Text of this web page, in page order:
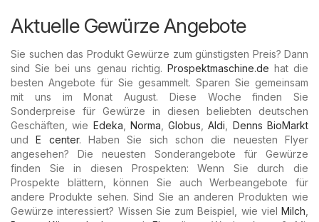
Aktuelle Gewürze Angebote
Sie suchen das Produkt Gewürze zum günstigsten Preis? Dann
sind Sie bei uns genau richtig. Prospektmaschine.de hat die
besten Angebote für Sie gesammelt. Sparen Sie gemeinsam
mit uns im Monat August. Diese Woche finden Sie
Sonderpreise für Gewürze in diesen beliebten deutschen
Geschäften, wie Edeka Norma ,Globus ,Aldi
Denns BioMarkt
undE center. Haben Sie sich schon die neuesten Flyer
angesehen? Die neuesten Sonderangebote für Gewürze
finden Sie in diesen Prospekten: Wenn Sie durch die
Prospekte blättern, können Sie auch Werbeangebote für
andere Produkte sehen. Sind Sie an anderen Produkten wie
Gewürze interessiert? Wissen Sie zum Beispiel, wie viel Milch